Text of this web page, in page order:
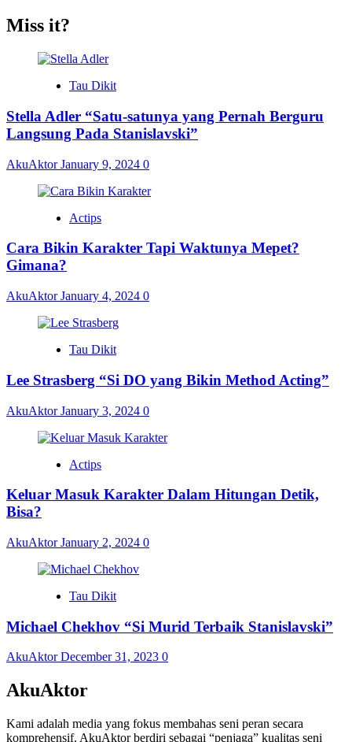
Miss it?
Tau Dikit
Stella Adler “Satu-satunya yang Pernah Berguru
Langsung Pada Stanislavski”
AkuAktorJanuary 9, 2024 0
Actips
Cara Bikin Karakter Tapi Waktunya Mepet?
Gimana?
AkuAktorJanuary 4, 2024 0
Tau Dikit
Lee Strasberg “Si DO yang Bikin Method Acting”
AkuAktorJanuary 3, 2024 0
Actips
Keluar Masuk Karakter Dalam Hitungan Detik,
Bisa?
AkuAktorJanuary 2, 2024 0
Tau Dikit
Michael Chekhov “Si Murid Terbaik Stanislavski”
AkuAktorDecember 31, 2023 0
AkuAktor
Kami adalah media yang fokus membahas seni peran secara
komprehensif. AkuAktor berdiri sebagai “penjaga” kualitas seni